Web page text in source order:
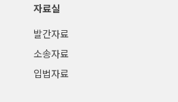
자료실
발간자료
소송자료
입법자료